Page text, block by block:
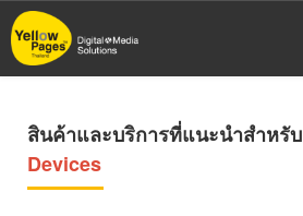
ข้าม
ไป
สินค้าและบริการที่แนะนำสำหรับ
Devices